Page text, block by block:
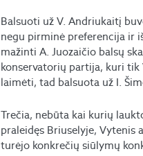
Balsuoti už V. Andriukaitį
negu pirminė preferencija ir
mažinti A. Juozaičio balsų
konservatorių partija, kuri tik
laimėti, tad balsuota už I.
Trečia, nebūta kai kurių
praleidęs Briuselyje, Vytenis
turėjo konkrečių siūlymų